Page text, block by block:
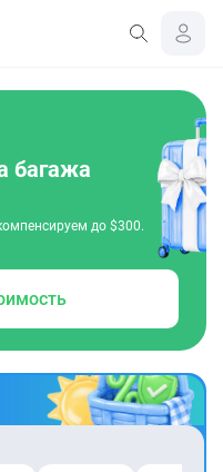
багажа
до $300.